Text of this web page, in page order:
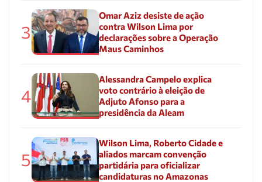
3
Omar Aziz desiste de ação
contra Wilson Lima por
declarações sobre a Operação
Maus Caminhos
4
Alessandra Campelo explica
voto contrário à eleição de
Adjuto Afonso para a
presidência da Aleam
5
Wilson Lima, Roberto Cidade e
aliados marcam convenção
partidária para oficializar
candidaturas no Amazonas